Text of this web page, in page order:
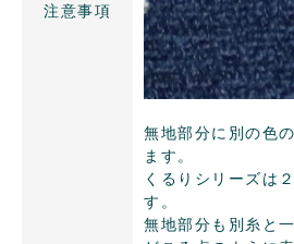
注意事項
無地部分に別の色
ます。
くるりシリーズは
す。
無地部分も別糸と